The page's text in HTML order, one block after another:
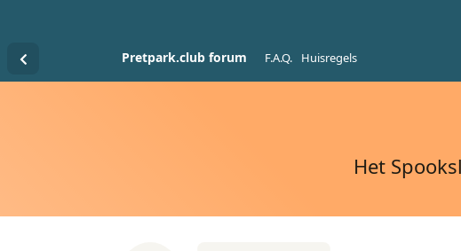
Pretpark.club forum F.A.Q. Huisregels
Het